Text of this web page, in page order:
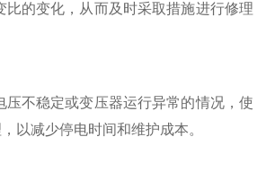
的变化，从而及时采取措施进行修理
不稳定或变压器运行异常的情况，使
以减少停电时间和维护成本。